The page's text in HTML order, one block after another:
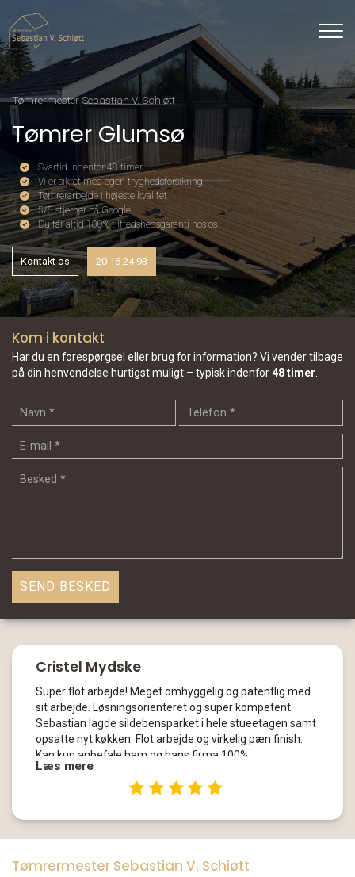
til
hovedindhold
Tømrermester Sebastian V. Schiøtt
Tømrer Glumsø
Svartid indenfor 48 timer
Vi er sikret med egen tryghedsforsikring
Tømrerarbejde i højeste kvalitet
5/5 stjerner på Google
Du får altid 100% tilfredshedsgaranti hos os
Kontakt os 20 16 24 93
Kom i kontakt
Har du en forespørgsel eller brug for information? Vi vender tilbage
på din henvendelse hurtigst muligt – typisk indenfor 48 timer
Cristel Mydske
Super flot arbejde! Meget omhyggelig og patentlig med
sit arbejde. Løsningsorienteret og super kompetent.
Sebastian lagde sildebensparket i hele stueetagen samt
opsatte nyt køkken. Flot arbejde og virkelig pæn finish.
Kan kun anbefale ham og hans firma 100%
Læs mere
Tømrermester Sebastian V. Schiøtt